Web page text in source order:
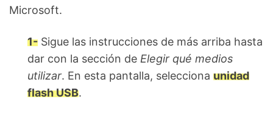
Microsoft.
1- Sigue las instrucciones de más arriba hasta
dar con la sección de Elegir qué medios
utilizar. En esta pantalla, selecciona unidad
flash USB.